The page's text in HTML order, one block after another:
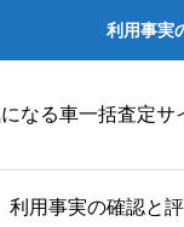
利用事実
なる車一括査定サ
利用事実の確認と